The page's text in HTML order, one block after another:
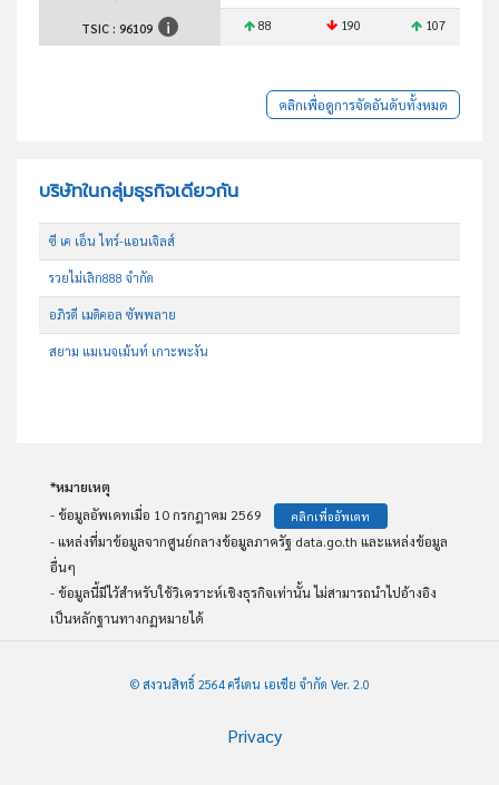
TSIC : 96109 88 190 107
คลิกเพื่อดูการจัดอันดับทั้งหมด
บริษัทในกลุ่มธุรกิจเดียวกัน
ซี เค เอ็น ไทร์-แอนเจิลส์
รวยไม่เลิก888 จำกัด
อภิรดี เมดิคอล ซัพพลาย
สยาม แมเนจเม้นท์ เกาะพะงัน
*หมายเหตุ
- ข้อมูลอัพเดทเมื่อ 10 กรกฎาคม 2569
คลิกเพื่ออัพเดท
- แหล่งที่มาข้อมูลจากศูนย์กลางข้อมูลภาครัฐ data.go.th และแหล่งข้อมูล
อื่นๆ
- ข้อมูลนี้มีไว้สำหรับใช้วิเคราะห์เชิงธุรกิจเท่านั้น ไม่สามารถนำไปอ้างอิง
เป็นหลักฐานทางกฏหมายได้
© สงวนสิทธิ์ 2564 ครีเดน เอเชีย จำกัด Ver. 2.0
Privacy